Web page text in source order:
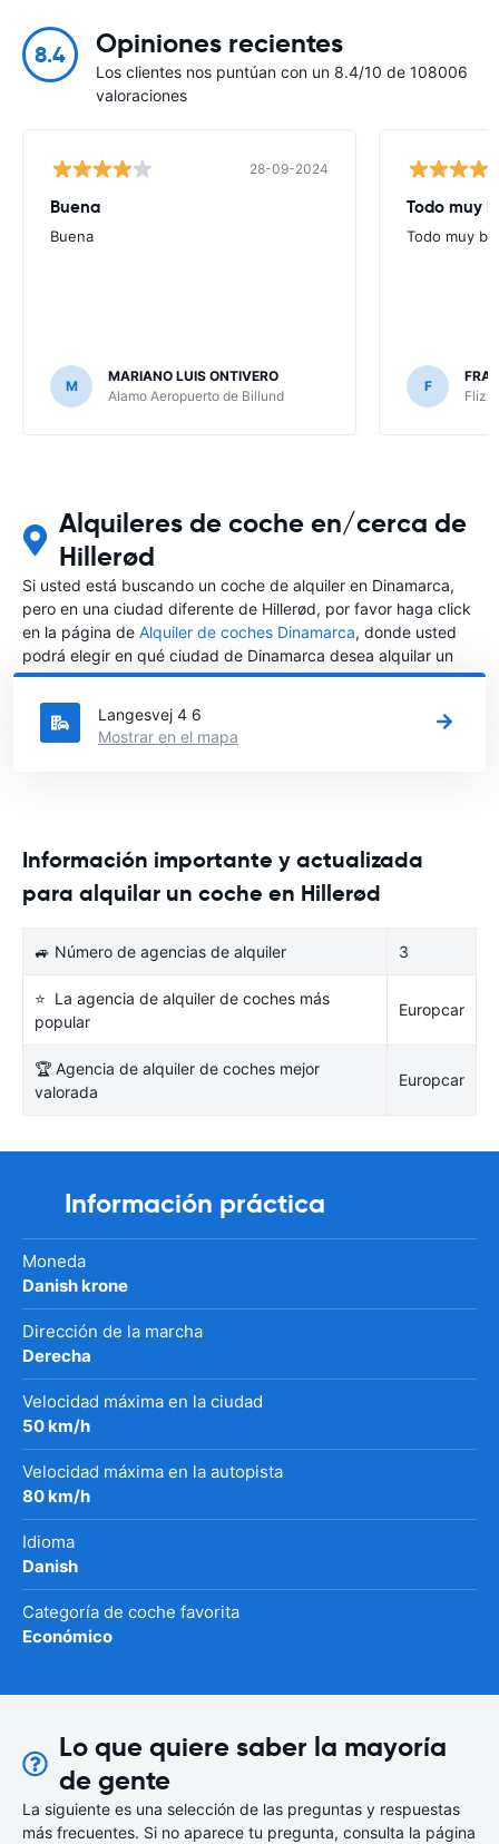
8.4 Opiniones recientes
Los clientes nos puntúan con un 8.4/10 de 108006
valoraciones
28-09-2024
Buena
Buena
M
MARIANO LUIS ONTIVERO
Alamo Aeropuerto de Billund
Todo muy
Todo muy
F
Alquileres de coche en/cerca de
Hillerød
Si usted está buscando un coche de alquiler en Dinamarca,
pero en una ciudad diferente de Hillerød, por favor haga click
en la página de Alquiler de coches Dinamarca, donde usted
podrá elegir en qué ciudad de Dinamarca desea alquilar un
coche.
Langesvej 4 6
Mostrar en el mapa
Información importante y actualizada
para alquilar un coche en Hillerød
🚙 Número de agencias de alquiler 3
⭐ La agencia de alquiler de coches más
popular
Europcar
🏆 Agencia de alquiler de coches mejor
valorada
Europcar
Información práctica
Moneda
Danish krone
Dirección de la marcha
Derecha
Velocidad máxima en la ciudad
50 km/h
Velocidad máxima en la autopista
80 km/h
Idioma
Danish
Categoría de coche favorita
Económico
Lo que quiere saber la mayoría
de gente
La siguiente es una selección de las preguntas y respuestas
más frecuentes. Si no aparece tu pregunta, consulta la página